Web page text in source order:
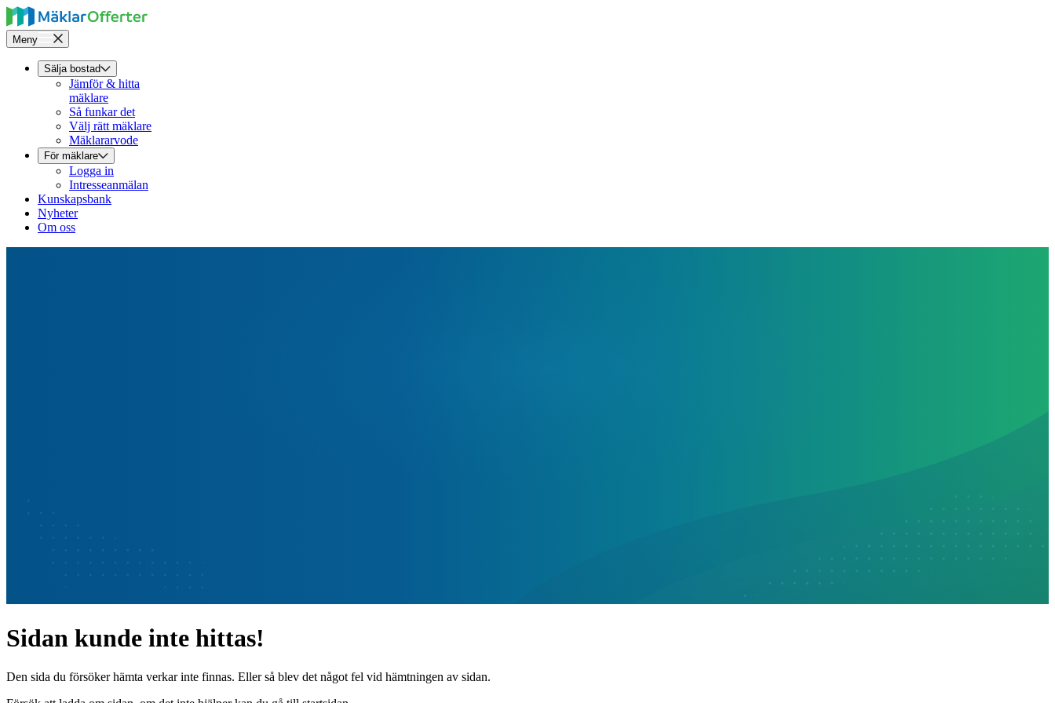
Meny
Sälja bostad
Jämför & hitta
mäklare
Så funkar det
Välj rätt mäklare
Mäklararvode
För mäklare
Logga in
Intresseanmälan
Kunskapsbank
Nyheter
Om oss
Sidan kunde inte hittas!
Den sida du försöker hämta verkar inte finnas. Eller så blev det något fel vid hämtningen av sidan.